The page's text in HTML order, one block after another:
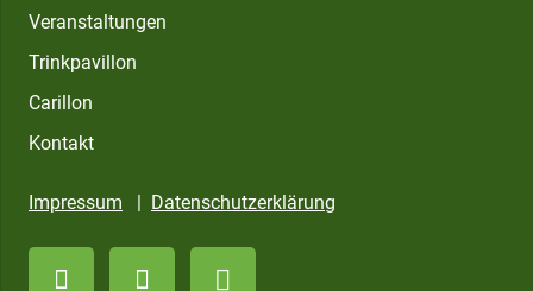
Veranstaltungen
Trinkpavillon
Carillon
Kontakt
Impressum | Datenschutzerklärung